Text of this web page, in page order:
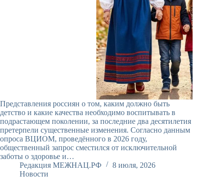
Представления россиян о том, каким должно быть
детство и какие качества необходимо воспитывать в
подрастающем поколении, за последние два десятилетия
претерпели существенные изменения. Согласно данным
опроса ВЦИОМ, проведённого в 2026 году,
общественный запрос сместился от исключительной
заботы о здоровье и…
Редакция МЕЖНАЦ.РФ
8 июля, 2026
Новости